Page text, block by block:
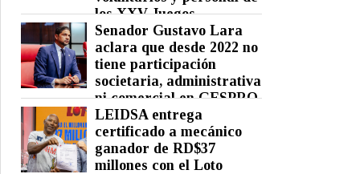
los XXV Juegos
Centroamericanos y del Caribe
Santo Domingo 2026
Posted on 07 Aug 2026 - 0 Comments
Senador Gustavo Lara
aclara que desde 2022 no
tiene participación
societaria, administrativa
ni comercial en GESPRO
Posted on 07 Aug 2026 - 0 Comments
LEIDSA entrega
certificado a mecánico
ganador de RD$37
millones con el Loto